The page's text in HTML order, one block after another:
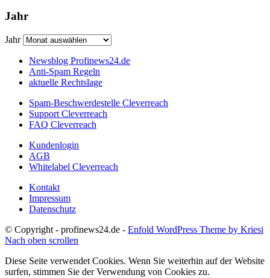
Jahr
Jahr
Newsblog Profinews24.de
Anti-Spam Regeln
aktuelle Rechtslage
Spam-Beschwerdestelle Cleverreach
Support Cleverreach
FAQ Cleverreach
Kundenlogin
AGB
Whitelabel Cleverreach
Kontakt
Impressum
Datenschutz
© Copyright - profinews24.de - Enfold WordPress Theme by Kriesi
Nach oben scrollen
Diese Seite verwendet Cookies. Wenn Sie weiterhin auf der Website
surfen, stimmen Sie der Verwendung von Cookies zu.